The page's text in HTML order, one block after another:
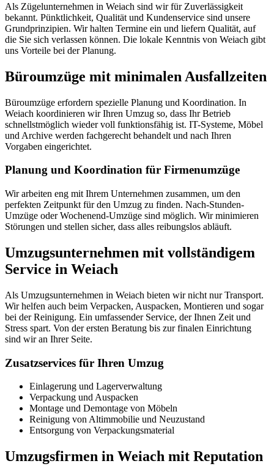
Als Zügelunternehmen in Weiach sind wir für Zuverlässigkeit
bekannt. Pünktlichkeit, Qualität und Kundenservice sind unsere
Grundprinzipien. Wir halten Termine ein und liefern Qualität, auf
die Sie sich verlassen können. Die lokale Kenntnis von Weiach gibt
uns Vorteile bei der Planung.
Büroumzüge mit minimalen Ausfallzeiten
Büroumzüge erfordern spezielle Planung und Koordination. In
Weiach koordinieren wir Ihren Umzug so, dass Ihr Betrieb
schnellstmöglich wieder voll funktionsfähig ist. IT-Systeme, Möbel
und Archive werden fachgerecht behandelt und nach Ihren
Vorgaben eingerichtet.
Planung und Koordination für Firmenumzüge
Wir arbeiten eng mit Ihrem Unternehmen zusammen, um den
perfekten Zeitpunkt für den Umzug zu finden. Nach-Stunden-
Umzüge oder Wochenend-Umzüge sind möglich. Wir minimieren
Störungen und stellen sicher, dass alles reibungslos abläuft.
Umzugsunternehmen mit vollständigem
Service in Weiach
Als Umzugsunternehmen in Weiach bieten wir nicht nur Transport.
Wir helfen auch beim Verpacken, Auspacken, Montieren und sogar
bei der Reinigung. Ein umfassender Service, der Ihnen Zeit und
Stress spart. Von der ersten Beratung bis zur finalen Einrichtung
sind wir an Ihrer Seite.
Zusatzservices für Ihren Umzug
Einlagerung und Lagerverwaltung
Verpackung und Auspacken
Montage und Demontage von Möbeln
Reinigung von Altimmobilie und Neuzustand
Entsorgung von Verpackungsmaterial
Umzugsfirmen in Weiach mit Reputation